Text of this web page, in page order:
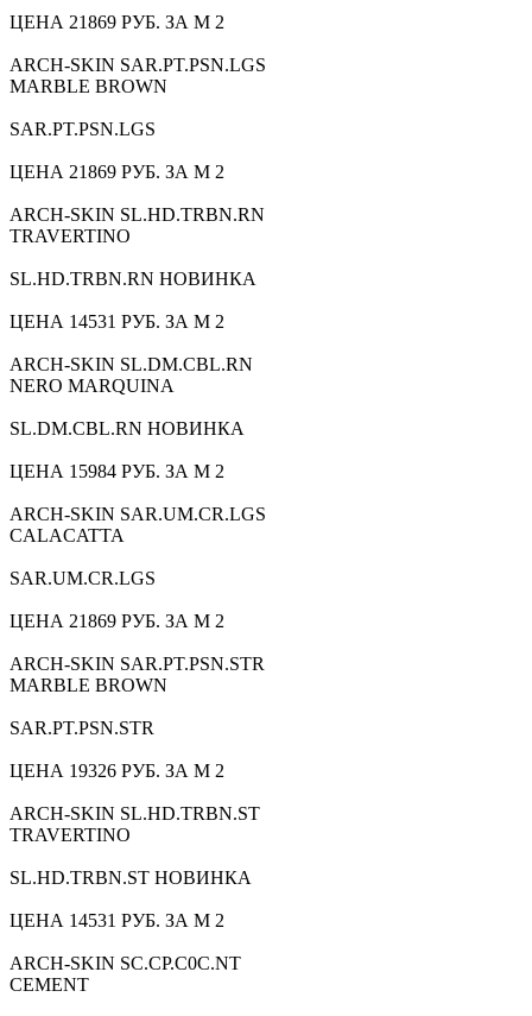
ЦЕНА 21869 РУБ. ЗА М 2
ARCH-SKIN SAR.PT.PSN.LGS
MARBLE BROWN
SAR.PT.PSN.LGS
ЦЕНА 21869 РУБ. ЗА М 2
ARCH-SKIN SL.HD.TRBN.RN
TRAVERTINO
SL.HD.TRBN.RN НОВИНКА
ЦЕНА 14531 РУБ. ЗА М 2
ARCH-SKIN SL.DM.CBL.RN
NERO MARQUINA
SL.DM.CBL.RN НОВИНКА
ЦЕНА 15984 РУБ. ЗА М 2
ARCH-SKIN SAR.UM.CR.LGS
CALACATTA
SAR.UM.CR.LGS
ЦЕНА 21869 РУБ. ЗА М 2
ARCH-SKIN SAR.PT.PSN.STR
MARBLE BROWN
SAR.PT.PSN.STR
ЦЕНА 19326 РУБ. ЗА М 2
ARCH-SKIN SL.HD.TRBN.ST
TRAVERTINO
SL.HD.TRBN.ST НОВИНКА
ЦЕНА 14531 РУБ. ЗА М 2
ARCH-SKIN SC.CP.C0C.NT
CEMENT